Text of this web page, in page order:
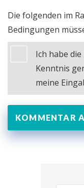
Die folgenden im
Bedingungen
Ich habe
Kenntnis
meine